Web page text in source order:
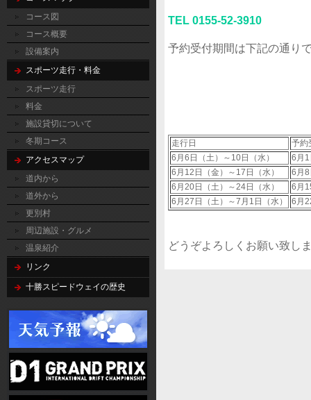
コース図
コース概要
設備案内
スポーツ走行・料金
スポーツ走行
料金
施設貸切について
冬期コース
アクセスマップ
道内から
道外から
更別村
周辺施設・グルメ
温泉紹介
リンク
十勝スピードウェイの歴史
TEL 0155-52-3910
予約受付期間は下記の通り
走行日
予約
6月6日（土）～10日（水）
6月
6月12日（金）～17日（水）
6月
6月20日（土）～24日（水）
6月
6月27日（土）～7月1日（水）
6月
どうぞよろしくお願い致し